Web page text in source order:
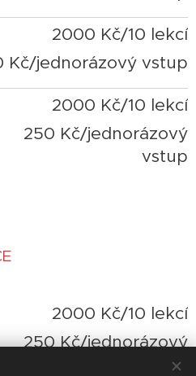
2000 Kč/10 lekcí
Kč/jednorázový vstup
2000 Kč/10 lekcí
250 Kč/jednorázový
vstup
2000 Kč/10 lekcí
250 Kč/jednorázový
vstup